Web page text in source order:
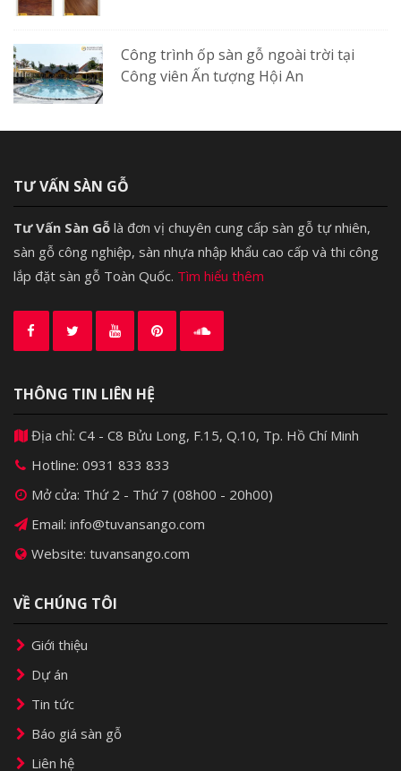
Công trình ốp sàn gỗ ngoài trời tại
Công viên Ấn tượng Hội An
TƯ VẤN SÀN GỖ
Tư Vấn Sàn Gỗ là đơn vị chuyên cung cấp sàn gỗ tự nhiên,
sàn gỗ công nghiệp, sàn nhựa nhập khẩu cao cấp và thi công
lắp đặt sàn gỗ Toàn Quốc. Tìm hiểu thêm
THÔNG TIN LIÊN HỆ
Địa chỉ: C4 - C8 Bửu Long, F.15, Q.10, Tp. Hồ Chí Minh
Hotline: 0931 833 833
Mở cửa: Thứ 2 - Thứ 7 (08h00 - 20h00)
Email: info@tuvansango.com
Website: tuvansango.com
VỀ CHÚNG TÔI
Giới thiệu
Dự án
Tin tức
Báo giá sàn gỗ
Liên hệ